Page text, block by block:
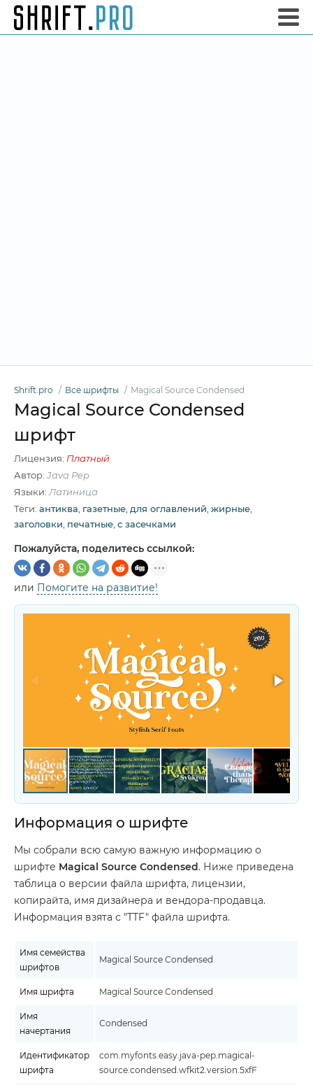
Shrift.pro Все шрифты Magical Source Condensed
Magical Source Condensed
шрифт
Лицензия: Платный
Автор:Java Pep
Языки: Латиница
Теги: антиква газетные для оглавлений жирные
заголовки печатные с засечками
Пожалуйста, поделитесь ссылкой:
или Помогите на развитие!
Информация о шрифте
Мы собрали всю самую важную информацию о
шрифте Magical Source Condensed. Ниже приведена
таблица о версии файла шрифта, лицензии,
копирайта, имя дизайнера и вендора-продавца.
Информация взята с "TTF" файла шрифта.
Имя семейства
шрифтов
Magical Source Condensed
Имя шрифта Magical Source Condensed
Имя
начертания
Condensed
Идентификатор
шрифта
com.myfonts.easy.java-pep.magical-
source.condensed.wfkit2.version.5xfF